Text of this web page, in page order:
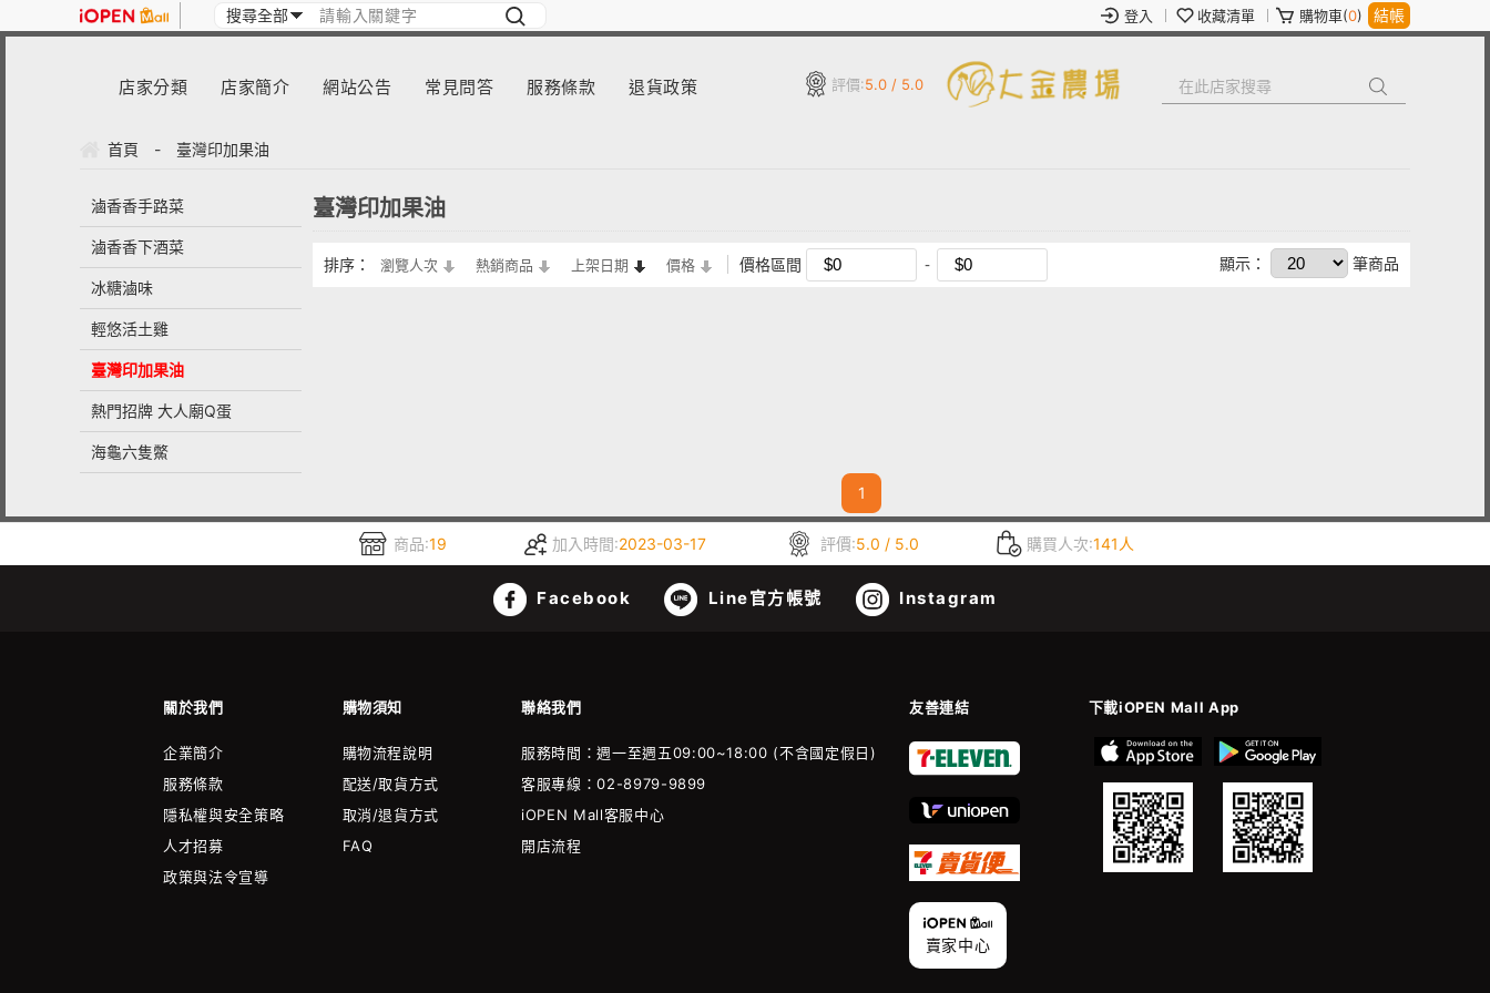
登入 收藏清單 購物車(0) 結帳
評價:5.0 / 5.0
店家分類 店家簡介 網站公告 常見問答 服務條款 退貨政策
首頁 - 臺灣印加果油
滷香香手路菜
滷香香下酒菜
冰糖滷味
輕悠活土雞
臺灣印加果油
熱門招牌 大人廟Q蛋
海龜六隻鱉
臺灣印加果油
排序： 瀏覽人次 熱銷商品 上架日期 價格 價格區間 顯示： 筆商品
1
商品:19 加入時間:2023-03-17 評價:5.0 / 5.0 購買人次:141人
Facebook Line官方帳號 Instagram
關於我們 購物須知 聯絡我們 友善連結 下載iOPEN Mall App
企業簡介
服務條款
隱私權與安全策略
人才招募
政策與法令宣導
購物流程說明
配送/取貨方式
取消/退貨方式
FAQ
服務時間：週一至週五09:00~18:00 (不含國定假日)
客服專線：02-8979-9899
iOPEN Mall客服中心
開店流程
賣家中心